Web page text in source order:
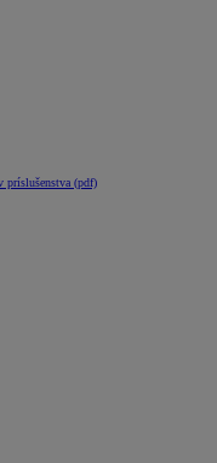
príslušenstva (pdf)